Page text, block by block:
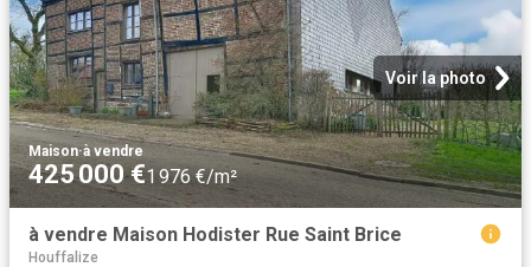
Voir la photo
Maison·à vendre
425 000 €1 976 €/m²
à vendre Maison Hodister Rue Saint Brice
Houffalize